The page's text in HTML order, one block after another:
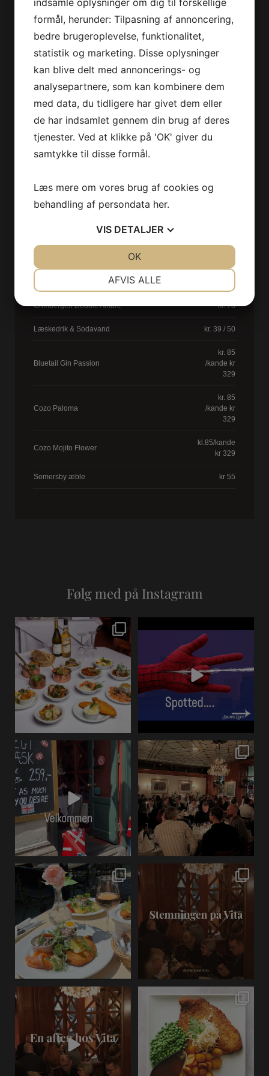
Crème brûlée kr. 99
Rabarbercrumble med vaniljeparfait
Drikkevarer
Carlsberg Pilsner
kr. 47 / 69 /
Tuborg Classic
Kronenburg blanc
Jacobsen Brown Ale
Grimbergen Double Ambre kr. 78
Læskedrik & Sodavand kr. 39 / 50
Bluetail Gin Passion
kr. 85
/kande kr
329
Cozo Paloma
kr. 85
/kande kr
329
Cozo Mojito Flower
kl.85/kande
kr 329
Somersby æble kr 55
Følg med på Instagram
Hvor skal firmaets
julefrokost holdes i 2026?
...
5 0
Grab a table for your next
meal! #visitcopenhagen
1
#visitcopenhagen
#restaurantvita
#smørrebrød
9 0
Endnu en smuk aften på
Restaurant Vita.
Fyldt...
7 0
Sommer i København
smager bedst med et
godt...
10 0
Stemningen på Vita. ✨
Levende klaver,
...
5 0
New visual post
4 0
En aften hos Vita
begynder, før den første...
8 0
formål, herunder: Tilpasning af annoncering,
bedre brugeroplevelse, funktionalitet,
statistik og marketing. Disse oplysninger
kan blive delt med annoncerings- og
analysepartnere, som kan kombinere dem
med data, du tidligere har givet dem eller
de har indsamlet gennem din brug af deres
tjenester. Ved at klikke på 'OK' giver du
samtykke til disse formål.
Læs mere om vores brug af cookies og
behandling af persondata her.
VIS DETALJER
AFVIS ALLE
OK